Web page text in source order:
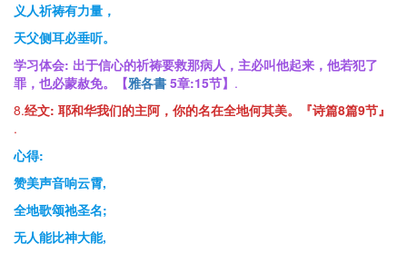
义人祈祷有力量，
天父侧耳必垂听。
学习体会: 出于信心的祈祷要救那病人，主必叫他起来，他若犯了
罪，也必蒙赦免。【雅各書 5章:15节】 .
8.经文: 耶和华我们的主阿，你的名在全地何其美。『诗篇8篇9节』
.
心得:
赞美声音响云霄,
全地歌颂祂圣名;
无人能比神大能,